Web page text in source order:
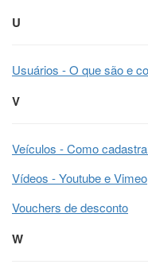
U
Usuários - O que são e
V
Veículos - Como
Vídeos - Youtube e Vimeo
Vouchers de desconto
W